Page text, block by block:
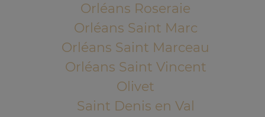
Orléans Roseraie
Orléans Saint Marc
Orléans Saint Marceau
Orléans Saint Vincent
Olivet
Saint Denis en Val